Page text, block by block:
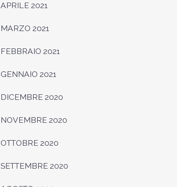
APRILE 2021
MARZO 2021
FEBBRAIO 2021
GENNAIO 2021
DICEMBRE 2020
NOVEMBRE 2020
OTTOBRE 2020
SETTEMBRE 2020